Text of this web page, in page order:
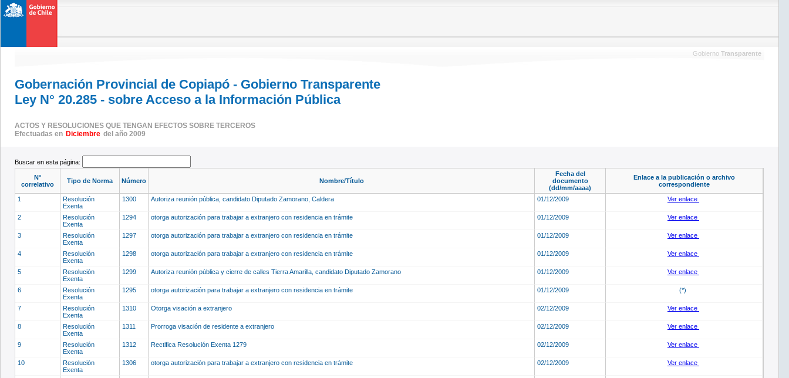
Gobierno Transparente
Gobernación Provincial de Copiapó - Gobierno Transparente
Ley N° 20.285 - sobre Acceso a la Información Pública
ACTOS Y RESOLUCIONES QUE TENGAN EFECTOS SOBRE TERCEROS
Efectuadas en Diciembre del año 2009
Buscar en esta página:
N°
correlativo
Tipo de Norma Número Nombre/Título
Fecha del
documento
(dd/mm/aaaa)
Enlace a la publicación o archivo
correspondiente
1
Resolución
Exenta
1300 Autoriza reunión pública, candidato Diputado Zamorano, Caldera 01/12/2009 Ver enlace
2
Resolución
Exenta
1294 otorga autorización para trabajar a extranjero con residencia en trámite 01/12/2009 Ver enlace
3
Resolución
Exenta
1297 otorga autorización para trabajar a extranjero con residencia en trámite 01/12/2009 Ver enlace
4
Resolución
Exenta
1298 otorga autorización para trabajar a extranjero con residencia en trámite 01/12/2009 Ver enlace
5
Resolución
Exenta
1299 Autoriza reunión pública y cierre de calles Tierra Amarilla, candidato Diputado Zamorano 01/12/2009 Ver enlace
6
Resolución
Exenta
1295 otorga autorización para trabajar a extranjero con residencia en trámite 01/12/2009 (*)
7
Resolución
Exenta
1310 Otorga visación a extranjero 02/12/2009 Ver enlace
8
Resolución
Exenta
1311 Prorroga visación de residente a extranjero 02/12/2009 Ver enlace
9
Resolución
Exenta
1312 Rectifica Resolución Exenta 1279 02/12/2009 Ver enlace
10
Resolución
Exenta
1306 otorga autorización para trabajar a extranjero con residencia en trámite 02/12/2009 Ver enlace